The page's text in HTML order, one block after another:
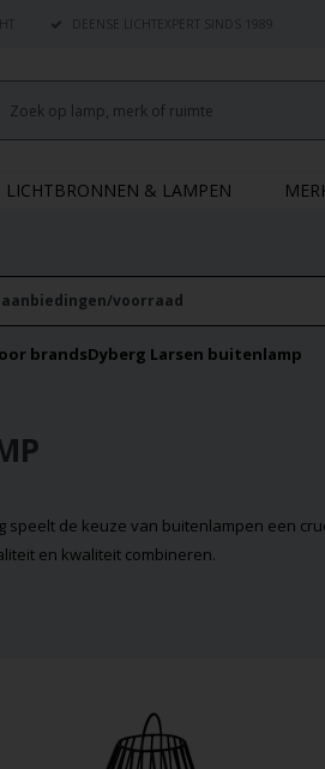
DEENSE LICHTEXPERT SINDS 1989
LICHTBRONNEN & LAMPEN
voorraad
brandsDyberg Larsen buitenlamp
speelt de keuze van buitenlampen een
en kwaliteit combineren.